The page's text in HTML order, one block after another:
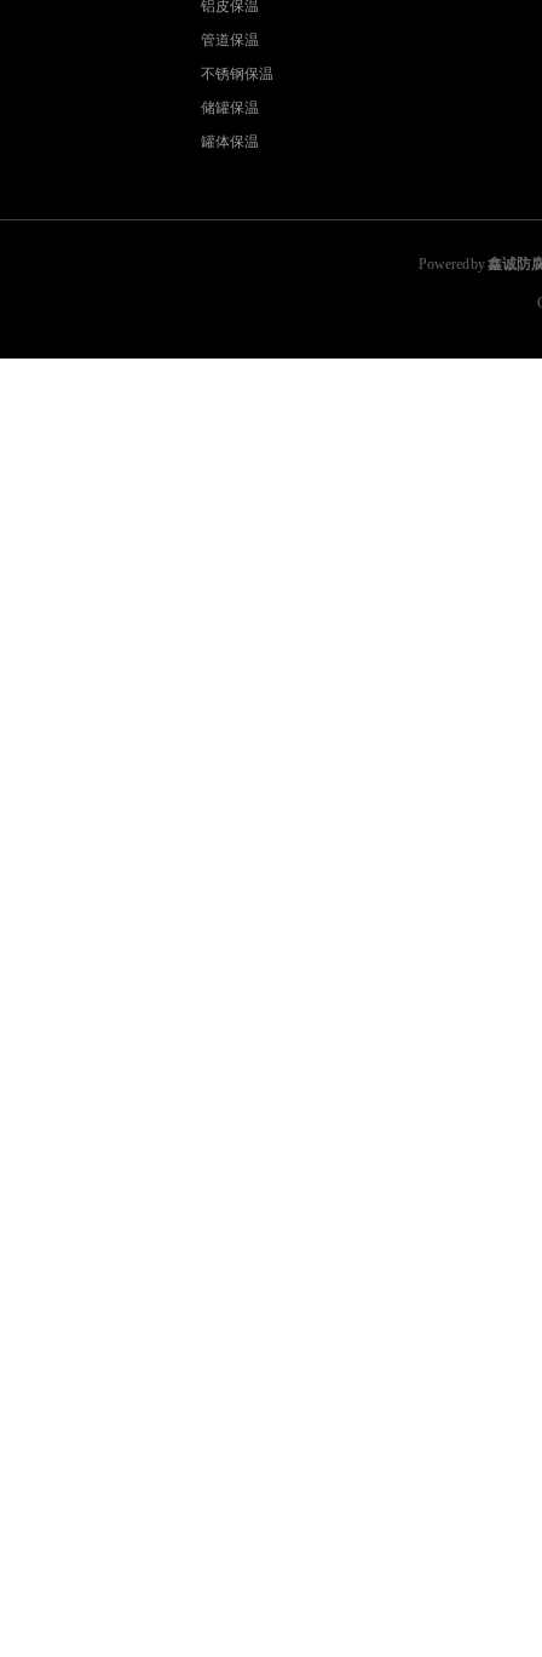
铝皮保温
管道保温
不锈钢保温
储罐保温
罐体保温
Powered by鑫诚防